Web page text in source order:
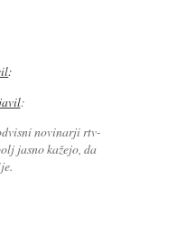
:
:
novinarji rtv-
jasno kažejo, da